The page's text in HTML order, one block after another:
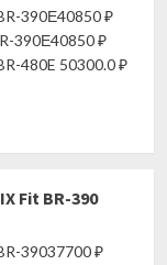
390Е40850 ₽
390Е40850 ₽
480E 50300.0 ₽
Fit BR-390
39037700 ₽